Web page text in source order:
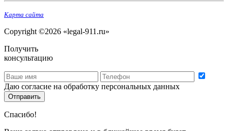
Карта сайта
Copyright ©2026 «legal-911.ru»
Получить
консультацию
Даю согласие на обработку персональных данных
Отправить
Спасибо!